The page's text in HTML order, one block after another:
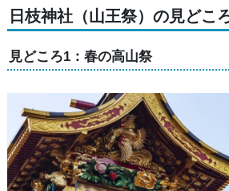
日枝神社（山王祭）の見どこ
見どころ1：春の高山祭